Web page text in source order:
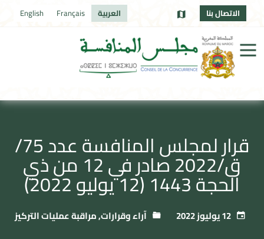
الاتصال بنا العربية Français
English
قرار لمجلس المنافسة عدد 75/
ق/2022 صادر في 12 من ذي
الحجة 1443 (12 يوليو 2022)
آراء وقرارات,مراقبة عمليات التركيز